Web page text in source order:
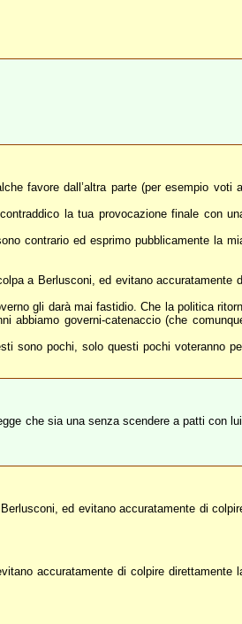
favore dall’altra parte (per esempio voti
la tua provocazione finale con
contrario ed esprimo pubblicamente la
a Berlusconi, ed evitano accuratamente
gli darà mai fastidio. Che la politica
abbiamo governi-catenaccio (che
sono pochi, solo questi pochi voteranno
che sia una senza scendere a patti con
ed evitano accuratamente di
accuratamente di colpire direttamente